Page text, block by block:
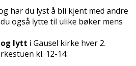
har du lyst å bli kjent med andre
også lytte til ulike bøker mens
lytt i Gausel kirke hver 2.
kl. 12-14.